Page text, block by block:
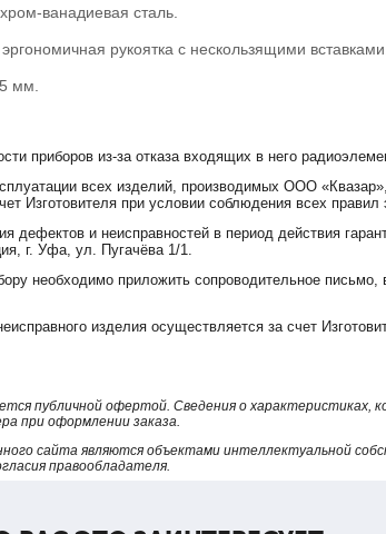
ванадиевая сталь.
рукоятка с нескользящими вставками.
мм.
приборов из-за отказа входящих в него
всех изделий, производимых ООО
Изготовителя при условии соблюдения всех
дефектов и неисправностей в период действия
г. Уфа, ул. Пугачёва 1/1.
необходимо приложить сопроводительное
изделия осуществляется за счет
публичной офертой. Сведения о
при оформлении заказа.
сайта являются объектами интеллектуальной
правообладателя.